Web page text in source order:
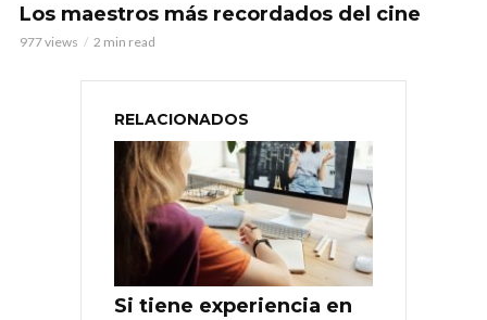
Los maestros más recordados del cine
977 views 2 min read
RELACIONADOS
Si tiene experiencia en